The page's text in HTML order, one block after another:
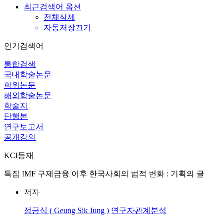
최근검색어 옵션
전체삭제
자동저장끄기
인기검색어
통합검색
국내학술논문
학위논문
해외학술논문
학술지
단행본
연구보고서
공개강의
KCI등재
특집 IMF 구제금융 이후 한국사회의 법적 변화 : 기획의 글
저자
정긍식 ( Geung Sik Jung ) 연구자관계분석